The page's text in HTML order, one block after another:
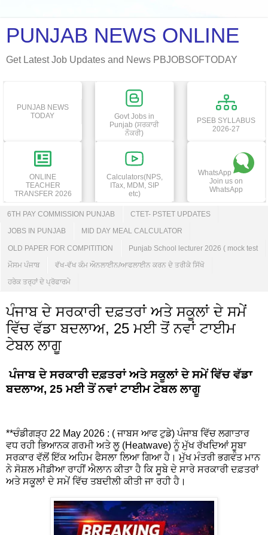
PUNJAB NEWS ONLINE
Get Latest Job Updates and News PBJOBSOFTODAY
PUNJAB NEWS
TODAY
Govt Jobs in
Punjab (ਸਰਕਾਰੀ
ਨੌਕਰੀ)
PSEB SYLLABUS
2026-27
ONLINE
TEACHER
TRANSFER 2026
Calculators(NPS,
ITax, MDM, SIP
etc)
WhatsApp
Join us on
WhatsApp
6TH PAY COMMISSION PUNJAB CTET- PSTET UPDATES
JOBS IN PUNJAB MID DAY MEAL CALCULATOR
OLD PAPER FOR COMPITITION Punjab School lecturer 2026 ( mock test
ਮੌਸਮ ਪੰਜਾਬ ਵੱਖ-ਵੱਖ ਕੰਮ ਔਨਲਾਈਨ/ਆਫਲਾਈਨ ਕਰਨ ਦੇ ਤਰੀਕੇ ਸਿੱਖੋ
ਹਰੇਕ ਤਰ੍ਹਾਂ ਦੇ ਪ੍ਰੋਫਾਰਮੇ
ਪੰਜਾਬ ਦੇ ਸਰਕਾਰੀ ਦਫ਼ਤਰਾਂ ਅਤੇ ਸਕੂਲਾਂ ਦੇ ਸਮੇਂ
ਵਿੱਚ ਵੱਡਾ ਬਦਲਾਅ, 25 ਮਈ ਤੋਂ ਨਵਾਂ ਟਾਈਮ
ਟੇਬਲ ਲਾਗੂ
ਪੰਜਾਬ ਦੇ ਸਰਕਾਰੀ ਦਫ਼ਤਰਾਂ ਅਤੇ ਸਕੂਲਾਂ ਦੇ ਸਮੇਂ ਵਿੱਚ ਵੱਡਾ
ਬਦਲਾਅ, 25 ਮਈ ਤੋਂ ਨਵਾਂ ਟਾਈਮ ਟੇਬਲ ਲਾਗੂ
**ਚੰਡੀਗੜ੍ਹ 22 May 2026 : ( ਜਾਬਸ ਆਫ ਟੁਡੇ) ਪੰਜਾਬ ਵਿੱਚ ਲਗਾਤਾਰ
ਵਧ ਰਹੀ ਭਿਆਨਕ ਗਰਮੀ ਅਤੇ ਲੂ (Heatwave) ਨੂੰ ਮੁੱਖ ਰੱਖਦਿਆਂ ਸੂਬਾ
ਸਰਕਾਰ ਵੱਲੋਂ ਇੱਕ ਅਹਿਮ ਫੈਸਲਾ ਲਿਆ ਗਿਆ ਹੈ। ਮੁੱਖ ਮੰਤਰੀ ਭਗਵੰਤ ਮਾਨ
ਨੇ ਸੋਸ਼ਲ ਮੀਡੀਆ ਰਾਹੀਂ ਐਲਾਨ ਕੀਤਾ ਹੈ ਕਿ ਸੂਬੇ ਦੇ ਸਾਰੇ ਸਰਕਾਰੀ ਦਫ਼ਤਰਾਂ
ਅਤੇ ਸਕੂਲਾਂ ਦੇ ਸਮੇਂ ਵਿੱਚ ਤਬਦੀਲੀ ਕੀਤੀ ਜਾ ਰਹੀ ਹੈ।